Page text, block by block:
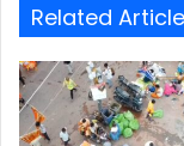
Related